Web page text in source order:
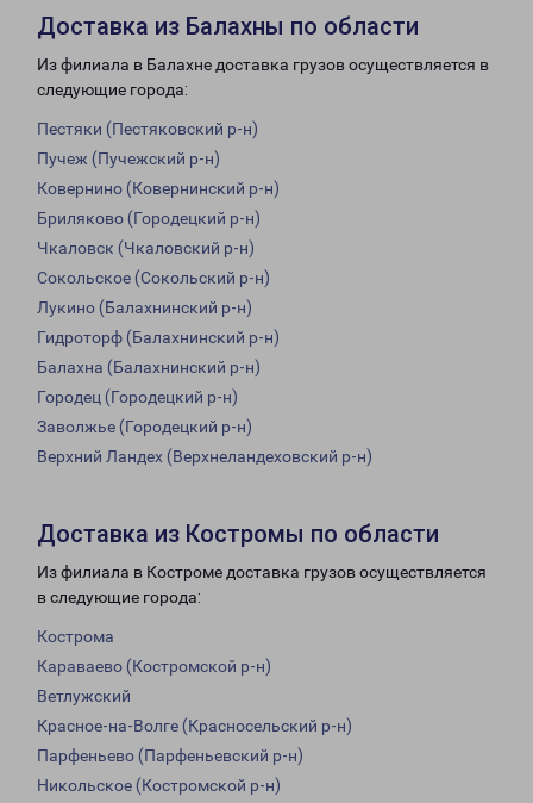
Доставка из Балахны по области
Из филиала в Балахне доставка грузов осуществляется в
следующие города:
Пестяки (Пестяковский р-н)
Пучеж (Пучежский р-н)
Ковернино (Ковернинский р-н)
Бриляково (Городецкий р-н)
Чкаловск (Чкаловский р-н)
Сокольское (Сокольский р-н)
Лукино (Балахнинский р-н)
Гидроторф (Балахнинский р-н)
Балахна (Балахнинский р-н)
Городец (Городецкий р-н)
Заволжье (Городецкий р-н)
Верхний Ландех (Верхнеландеховский р-н)
Доставка из Костромы по области
Из филиала в Костроме доставка грузов осуществляется
в следующие города:
Кострома
Караваево (Костромской р-н)
Ветлужский
Красное-на-Волге (Красносельский р-н)
Парфеньево (Парфеньевский р-н)
Никольское (Костромской р-н)